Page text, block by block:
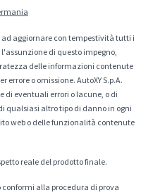
ad aggiornare con tempestività tutti i
di questo impegno,
delle informazioni contenute
errore o omissione. AutoXY S.p.A.
di eventuali errori o lacune, o di
qualsiasi altro tipo di danno in ogni
web o delle funzionalità contenute
reale del prodotto finale.
alla procedura di prova